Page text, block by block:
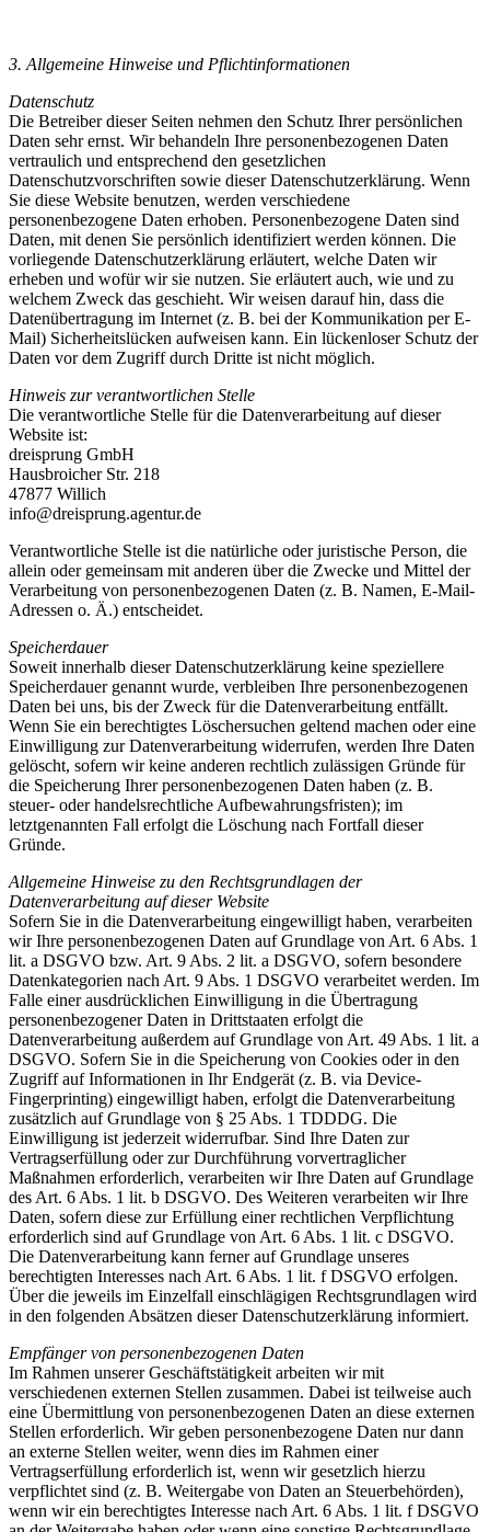
3. Allgemeine Hinweise und Pflichtinformationen
Datenschutz
Die Betreiber dieser Seiten nehmen den Schutz Ihrer persönlichen
Daten sehr ernst. Wir behandeln Ihre personenbezogenen Daten
vertraulich und entsprechend den gesetzlichen
Datenschutzvorschriften sowie dieser Datenschutzerklärung. Wenn
Sie diese Website benutzen, werden verschiedene
personenbezogene Daten erhoben. Personenbezogene Daten sind
Daten, mit denen Sie persönlich identifiziert werden können. Die
vorliegende Datenschutzerklärung erläutert, welche Daten wir
erheben und wofür wir sie nutzen. Sie erläutert auch, wie und zu
welchem Zweck das geschieht. Wir weisen darauf hin, dass die
Datenübertragung im Internet (z. B. bei der Kommunikation per E-
Mail) Sicherheitslücken aufweisen kann. Ein lückenloser Schutz der
Daten vor dem Zugriff durch Dritte ist nicht möglich.
Hinweis zur verantwortlichen Stelle
Die verantwortliche Stelle für die Datenverarbeitung auf dieser
Website ist:
dreisprung GmbH
Hausbroicher Str. 218
47877 Willich
info@dreisprung.agentur.de
Verantwortliche Stelle ist die natürliche oder juristische Person, die
allein oder gemeinsam mit anderen über die Zwecke und Mittel der
Verarbeitung von personenbezogenen Daten (z. B. Namen, E-Mail-
Adressen o. Ä.) entscheidet.
Speicherdauer
Soweit innerhalb dieser Datenschutzerklärung keine speziellere
Speicherdauer genannt wurde, verbleiben Ihre personenbezogenen
Daten bei uns, bis der Zweck für die Datenverarbeitung entfällt.
Wenn Sie ein berechtigtes Löschersuchen geltend machen oder eine
Einwilligung zur Datenverarbeitung widerrufen, werden Ihre Daten
gelöscht, sofern wir keine anderen rechtlich zulässigen Gründe für
die Speicherung Ihrer personenbezogenen Daten haben (z. B.
steuer- oder handelsrechtliche Aufbewahrungsfristen); im
letztgenannten Fall erfolgt die Löschung nach Fortfall dieser
Gründe.
Allgemeine Hinweise zu den Rechtsgrundlagen der
Datenverarbeitung auf dieser Website
Sofern Sie in die Datenverarbeitung eingewilligt haben, verarbeiten
wir Ihre personenbezogenen Daten auf Grundlage von Art. 6 Abs. 1
lit. a DSGVO bzw. Art. 9 Abs. 2 lit. a DSGVO, sofern besondere
Datenkategorien nach Art. 9 Abs. 1 DSGVO verarbeitet werden. Im
Falle einer ausdrücklichen Einwilligung in die Übertragung
personenbezogener Daten in Drittstaaten erfolgt die
Datenverarbeitung außerdem auf Grundlage von Art. 49 Abs. 1 lit. a
DSGVO. Sofern Sie in die Speicherung von Cookies oder in den
Zugriff auf Informationen in Ihr Endgerät (z. B. via Device-
Fingerprinting) eingewilligt haben, erfolgt die Datenverarbeitung
zusätzlich auf Grundlage von § 25 Abs. 1 TDDDG. Die
Einwilligung ist jederzeit widerrufbar. Sind Ihre Daten zur
Vertragserfüllung oder zur Durchführung vorvertraglicher
Maßnahmen erforderlich, verarbeiten wir Ihre Daten auf Grundlage
des Art. 6 Abs. 1 lit. b DSGVO. Des Weiteren verarbeiten wir Ihre
Daten, sofern diese zur Erfüllung einer rechtlichen Verpflichtung
erforderlich sind auf Grundlage von Art. 6 Abs. 1 lit. c DSGVO.
Die Datenverarbeitung kann ferner auf Grundlage unseres
berechtigten Interesses nach Art. 6 Abs. 1 lit. f DSGVO erfolgen.
Über die jeweils im Einzelfall einschlägigen Rechtsgrundlagen wird
in den folgenden Absätzen dieser Datenschutzerklärung informiert.
Empfänger von personenbezogenen Daten
Im Rahmen unserer Geschäftstätigkeit arbeiten wir mit
verschiedenen externen Stellen zusammen. Dabei ist teilweise auch
eine Übermittlung von personenbezogenen Daten an diese externen
Stellen erforderlich. Wir geben personenbezogene Daten nur dann
an externe Stellen weiter, wenn dies im Rahmen einer
Vertragserfüllung erforderlich ist, wenn wir gesetzlich hierzu
verpflichtet sind (z. B. Weitergabe von Daten an Steuerbehörden),
wenn wir ein berechtigtes Interesse nach Art. 6 Abs. 1 lit. f DSGVO